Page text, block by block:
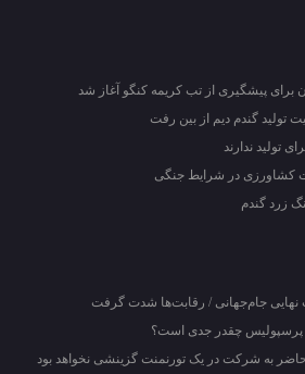
برای پیشگیری از تب کریمه کنگو آغاز شد
تولید ندارند
کشاورزی در شرایط جنگی
زرد گندم
نهایی جام‌جهانی / رقابت‌ها شدت گرفت
چقدر جدی است؟
به شرکت در یک تورنمنت گزینشی نخواهد بود